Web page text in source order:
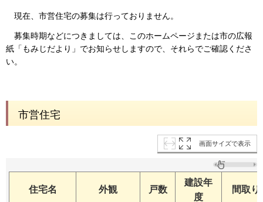
現在、市営住宅の募集は行っておりません。
募集時期などにつきましては、このホームページまたは市の広報
紙「もみじだより」でお知らせしますので、それらでご確認くださ
い。
市営住宅
画面サイズで表示
住宅名 外観 戸数
建設年
度
間取り